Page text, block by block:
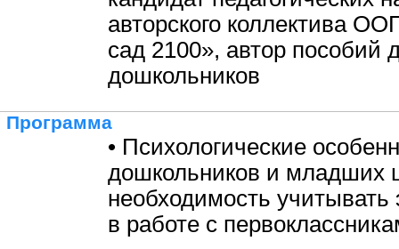
авторского коллектива
сад 2100», автор пособий
дошкольников
Программа
• Психологические
дошкольников и младших
необходимость учитывать
в работе с